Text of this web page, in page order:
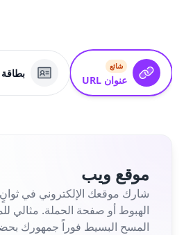
شائع
عنوان URL
بطاقة VCard
موقع ويب
شارك موقعك الإلكتروني في
المسح البسيط فوراً جمهورك